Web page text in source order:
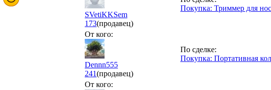
SVetiKKSem
173(продавец)
Покупка: Триммер для
От кого:
Dennn555
241(продавец)
По сделке:
Покупка: Портативная
От кого: